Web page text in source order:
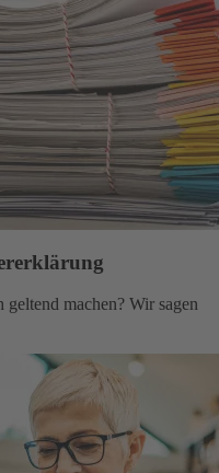
geltend machen? Wir sagen